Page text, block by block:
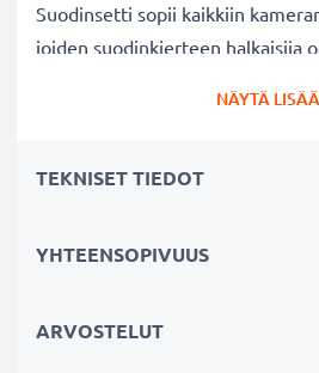
Suodinsetti sopii kaikkiin
joiden suodinkierteen halkaisija
Parempi kuvanlaatu väreistä tai
✔ Terävämpiä ja kirkkaampia
NÄYTÄ LISÄÄ
TEKNISET TIEDOT
YHTEENSOPIVUUS
ARVOSTELUT